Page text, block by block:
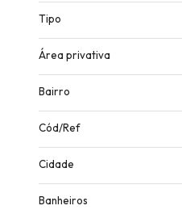
Tipo
Área privativa
Bairro
Cód/Ref
Cidade
Banheiros